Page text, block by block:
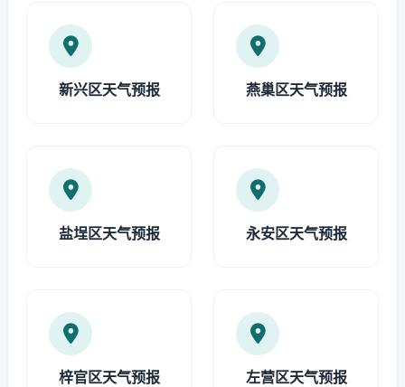
新兴区天气预报 燕巢区天气预报
盐埕区天气预报 永安区天气预报
梓官区天气预报 左营区天气预报